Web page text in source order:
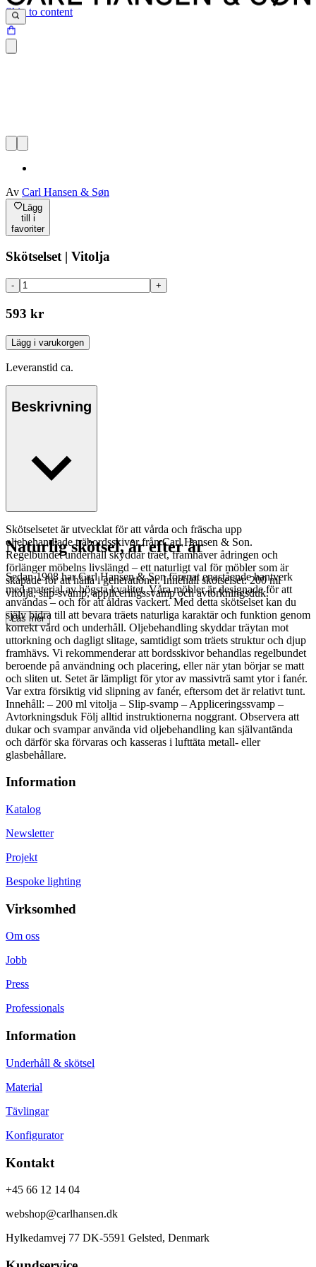
Skip to content
Av Carl Hansen & Søn
Lägg
till i
favoriter
Skötselset | Vitolja
- +
593 kr
Lägg i varukorgen
Leveranstid ca.
Beskrivning
Skötselsetet är utvecklat för att vårda och fräscha upp
oljebehandlade träbordsskivor från Carl Hansen & Son.
Regelbundet underhåll skyddar träet, framhäver ådringen och
förlänger möbelns livslängd – ett naturligt val för möbler som är
skapade för att hålla i generationer. Innehåll skötselset: 200 ml
vitolja, slip-svamp, appliceringssvamp och avtorkningsduk.
Läs mer
Naturlig skötsel, år efter år
Sedan 1908 har Carl Hansen & Son förenat enastående hantverk
med material av högsta kvalitet. Våra möbler är designade för att
användas – och för att åldras vackert. Med detta skötselset kan du
själv bidra till att bevara träets naturliga karaktär och funktion genom
korrekt vård och underhåll. Oljebehandling skyddar träytan mot
uttorkning och dagligt slitage, samtidigt som träets struktur och djup
framhävs. Vi rekommenderar att bordsskivor behandlas regelbundet
beroende på användning och placering, eller när ytan börjar se matt
och sliten ut. Setet är lämpligt för ytor av massivträ samt ytor i fanér.
Var extra försiktig vid slipning av fanér, eftersom det är relativt tunt.
Innehåll: – 200 ml vitolja – Slip-svamp – Appliceringssvamp –
Avtorkningsduk Följ alltid instruktionerna noggrant. Observera att
dukar och svampar använda vid oljebehandling kan självantända
och därför ska förvaras och kasseras i lufttäta metall- eller
glasbehållare.
Information
Katalog
Newsletter
Projekt
Bespoke lighting
Virksomhed
Om oss
Jobb
Press
Professionals
Information
Underhåll & skötsel
Material
Tävlingar
Konfigurator
Kontakt
+45 66 12 14 04
webshop@carlhansen.dk
Hylkedamvej 77 DK-5591 Gelsted, Denmark